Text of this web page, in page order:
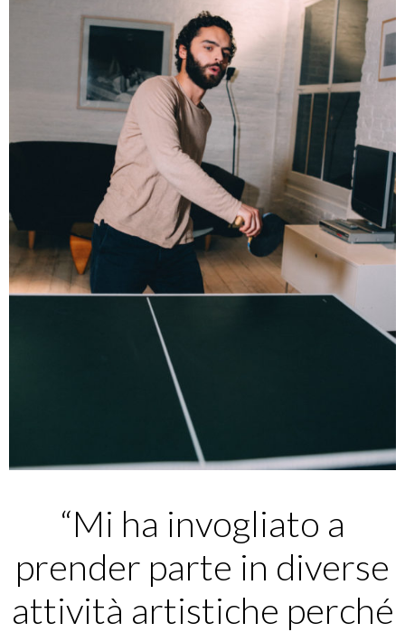
“Mi ha invogliato a
prender parte in diverse
attività artistiche perché